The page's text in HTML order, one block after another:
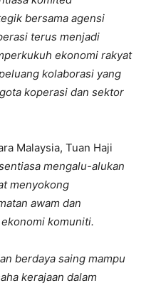
bersama agensi
terus menjadi
ekonomi rakyat
kolaborasi yang
koperasi dan sektor
Malaysia, Tuan Haji
mengalu-alukan
menyokong
awam dan
komuniti.
berdaya saing mampu
kerajaan dalam